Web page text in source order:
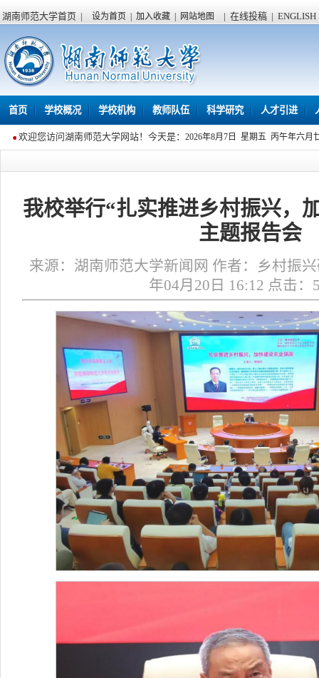
湖南师范大学首页 | 设为首页 加入收藏 网站地图 | 在线投稿 | ENGLISH
首页 学校概况 学校机构 教师队伍 科学研究 人才引进
欢迎您访问湖南师范大学网站！今天是： 2026年8月7日 星期五 丙午年六月
我校举行“扎实推进乡村振兴，
主题报告会
来源：湖南师范大学新闻网 作者：乡村振
年04月20日 16:12 点击：